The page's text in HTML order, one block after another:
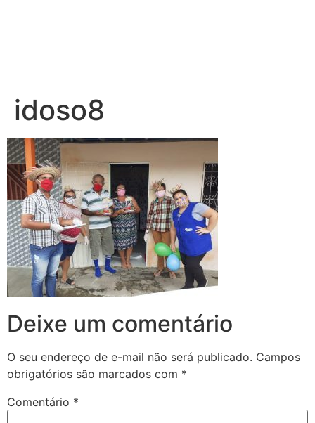
idoso8
Deixe um comentário
O seu endereço de e-mail não será publicado. Campos
obrigatórios são marcados com *
Comentário *